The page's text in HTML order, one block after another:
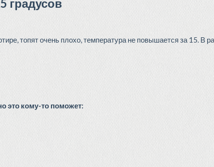
градусов
топят очень плохо, температура не повышается за 15. В
это кому-то поможет: